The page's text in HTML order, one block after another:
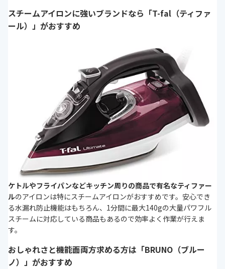
スチームアイロンに強いブランドなら「T-fal（ティファ
ール）」がおすすめ
ケトルやフライパンなどキッチン周りの商品で有名なティファー
ルのアイロンは特にスチームアイロンがおすすめです。安心でき
る水漏れ防止機能はもちろん、1分間に最大140gの大量パワフル
スチームに対応している商品もあるので効率よく作業が行えま
す。
おしゃれさと機能面両方求める方は「BRUNO（ブルー
ノ）」がおすすめ